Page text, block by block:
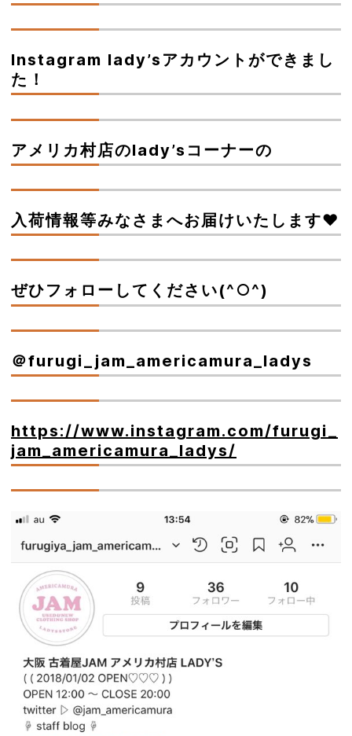
Instagram lady’sアカウントができまし
た！
アメリカ村店のlady’sコーナーの
入荷情報等みなさまへお届けいたします♥
ぜひフォローしてください(^○^)
＠furugi_jam_americamura_ladys
https://www.instagram.com/furugi_
jam_americamura_ladys/